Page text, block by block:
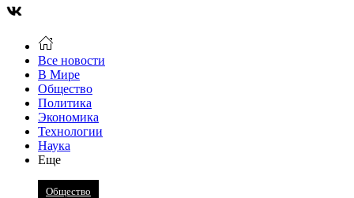
Все новости
В Мире
Общество
Политика
Экономика
Технологии
Наука
Еще
Общество